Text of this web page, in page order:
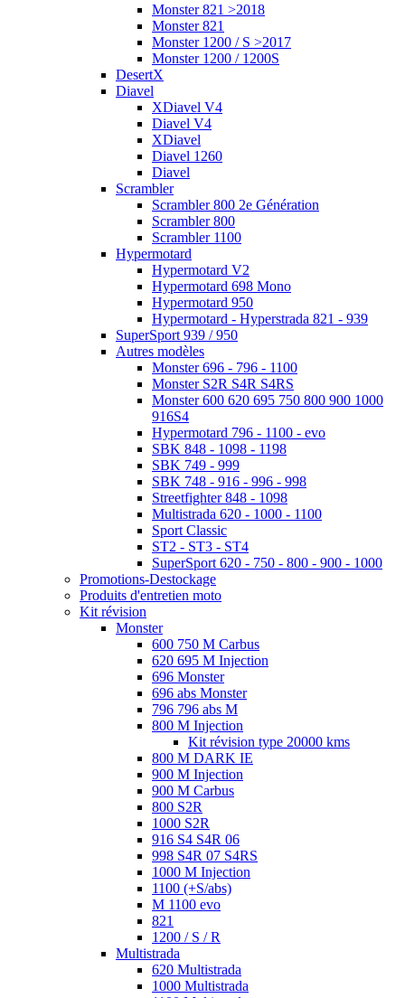
Monster 821 >2018
Monster 821
Monster 1200 / S >2017
Monster 1200 / 1200S
DesertX
Diavel
XDiavel V4
Diavel V4
XDiavel
Diavel 1260
Diavel
Scrambler
Scrambler 800 2e Génération
Scrambler 800
Scrambler 1100
Hypermotard
Hypermotard V2
Hypermotard 698 Mono
Hypermotard 950
Hypermotard - Hyperstrada 821 - 939
SuperSport 939 / 950
Autres modèles
Monster 696 - 796 - 1100
Monster S2R S4R S4RS
Monster 600 620 695 750 800 900 1000
916S4
Hypermotard 796 - 1100 - evo
SBK 848 - 1098 - 1198
SBK 749 - 999
SBK 748 - 916 - 996 - 998
Streetfighter 848 - 1098
Multistrada 620 - 1000 - 1100
Sport Classic
ST2 - ST3 - ST4
SuperSport 620 - 750 - 800 - 900 - 1000
Promotions-Destockage
Produits d'entretien moto
Kit révision
Monster
600 750 M Carbus
620 695 M Injection
696 Monster
696 abs Monster
796 796 abs M
800 M Injection
Kit révision type 20000 kms
800 M DARK IE
900 M Injection
900 M Carbus
800 S2R
1000 S2R
916 S4 S4R 06
998 S4R 07 S4RS
1000 M Injection
1100 (+S/abs)
M 1100 evo
821
1200 / S / R
Multistrada
620 Multistrada
1000 Multistrada